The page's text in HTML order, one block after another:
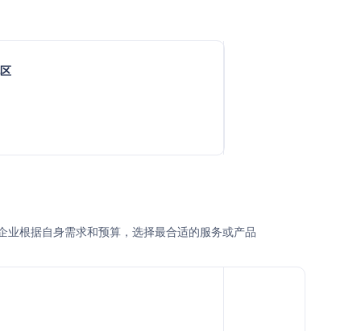
业根据自身需求和预算，选择最合适的服务或产品